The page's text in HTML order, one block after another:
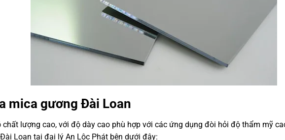
mica gương Đài Loan
chất lượng cao, với độ dày cao phù hợp với các ứng dụng đòi hỏi độ thẩm mỹ
Loan tại đại lý An Lộc Phát bên dưới đây: